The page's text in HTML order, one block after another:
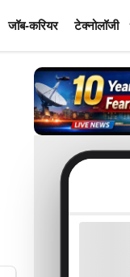
जॉब-करियर टेक्नोलॉजी